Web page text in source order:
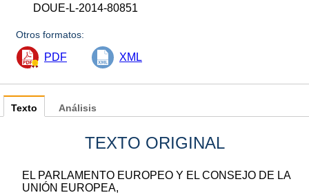
DOUE-L-2014-80851
Otros formatos:
PDF XML
Texto
TEXTO ORIGINAL
EL PARLAMENTO EUROPEO Y EL CONSEJO DE LA
UNIÓN EUROPEA,
Análisis